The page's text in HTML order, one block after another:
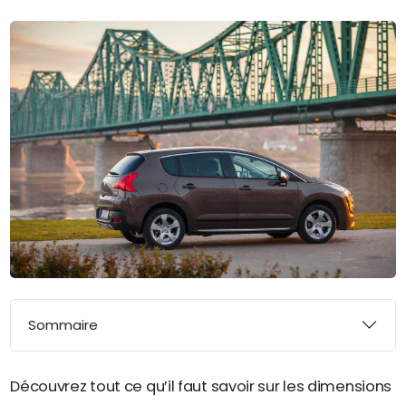
Sommaire
Découvrez tout ce qu’il faut savoir sur les dimensions